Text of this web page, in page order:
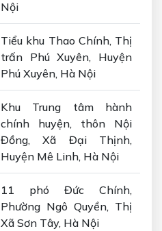
Nội
Tiểu khu Thao Chính, Thị
trấn Phú Xuyên, Huyện
Phú Xuyên, Hà Nội
Khu Trung tâm hành
chính huyện, thôn Nội
Đồng, Xã Đại Thịnh,
Huyện Mê Linh, Hà Nội
11 phó Đức Chính,
Phường Ngô Quyền, Thị
Xã Sơn Tây, Hà Nội